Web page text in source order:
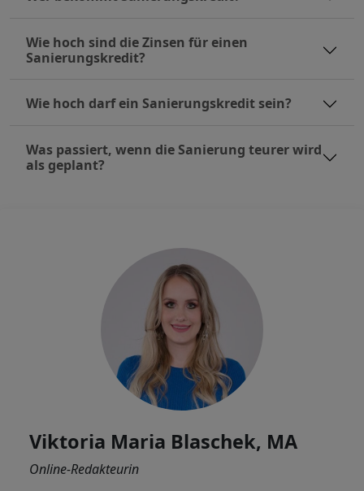
Wie hoch sind die Zinsen für einen
Sanierungskredit?
Wie hoch darf ein Sanierungskredit sein?
Was passiert, wenn die Sanierung teurer wird
als geplant?
Viktoria Maria Blaschek, MA
Online-Redakteurin